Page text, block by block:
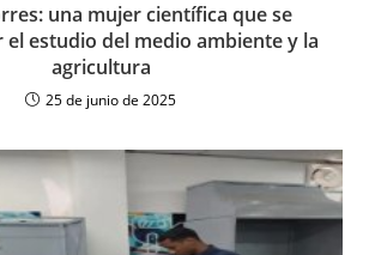
una mujer científica que se
estudio del medio ambiente y la
agricultura
25 de junio de 2025